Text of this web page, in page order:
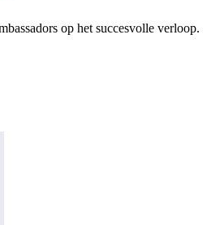
op het succesvolle verloop.